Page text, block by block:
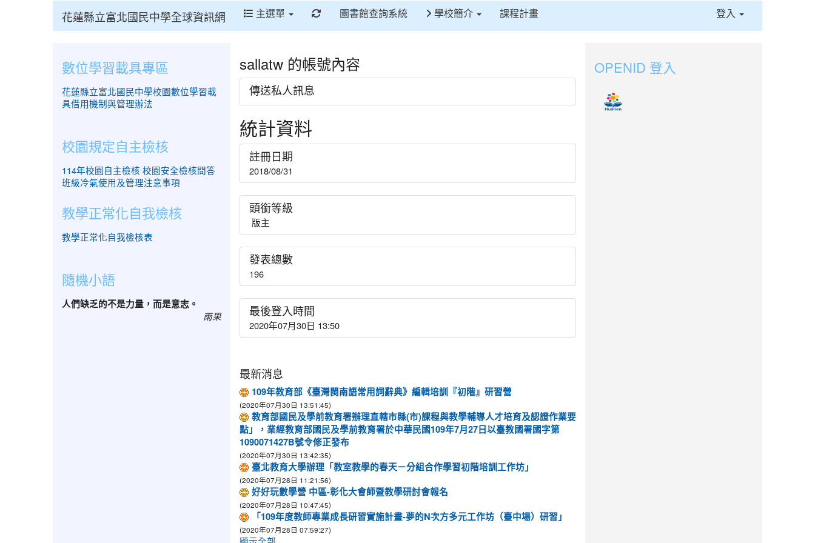
花蓮縣立富北國民中學全球資訊網 主選單 重新取得佈景設定
圖書館查詢系統 學校簡介 課程計畫 登入
sallatw 的帳號內容
傳送私人訊息
統計資料
註冊日期
2018/08/31
頭銜等級
版主
發表總數
196
最後登入時間
2020年07月30日 13:50
最新消息
109年教育部《臺灣閩南語常用詞辭典》編輯培訓『初階』研習營
(2020年07月30日 13:51:45)
教育部國民及學前教育署辦理直轄市縣(市)課程與教學輔導人才培育及認證作業要
點」，業經教育部國民及學前教育署於中華民國109年7月27日以臺教國署國字第
1090071427B號令修正發布
(2020年07月30日 13:42:35)
臺北教育大學辦理「教室教學的春天－分組合作學習初階培訓工作坊」
(2020年07月28日 11:21:56)
好好玩數學營 中區-彰化大會師暨教學研討會報名
(2020年07月28日 10:47:45)
「109年度教師專業成長研習實施計畫-夢的N次方多元工作坊（臺中場）研習」
(2020年07月28日 07:59:27)
數位學習載具專區
花蓮縣立富北國民中學校園數位學習載
具借用機制與管理辦法
校園規定自主檢核
114年校園自主檢核 校園安全檢核問答
班級冷氣使用及管理注意事項
教學正常化自我檢核
教學正常化自我檢核表
隨機小語
人們缺乏的不是力量，而是意志。
雨果
OPENID 登入